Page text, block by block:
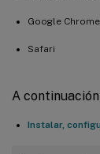
Google Chrome
Safari
A continuación
Instalar,